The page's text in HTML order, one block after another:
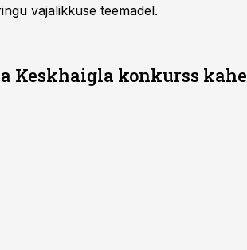
vajalikkuse teemadel.
Keskhaigla konkurss